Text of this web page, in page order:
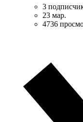
3
23 мар.
4736